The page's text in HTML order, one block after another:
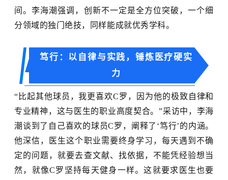
间。李海潮强调，创新不一定是全方位突破，一个细
分领域的独门绝技，同样能成就优秀学科。
笃行：以自律与实践，锤炼医疗硬实
力
“比起其他球员，我更喜欢C罗，因为他的极致自律和
专业精神，这与医生的职业高度契合。”采访中，李海
潮谈到了自己喜欢的球员C罗，阐释了‘笃行’的内涵。
他深信，医生这个职业需要终身学习，每天遇到不确
定的问题，就要去查文献、找依据，不能凭经验想当
然，就像C罗坚持每天健身一样。这就要求医生也要